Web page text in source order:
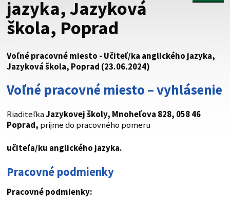
Buďte pozorní a vždy sa uistite, že zdieľate informácie iba
cez zabezpečenú webovú stránku. Zabezpečená stránka
jazyka, Jazyková
škola, Poprad
Voľné pracovné miesto - Učiteľ/ka anglického jazyka,
Jazyková škola, Poprad (23.06.2024)
Voľné pracovné miesto – vyhlásenie
RiaditeľkaJazykovej školy, Mnoheľova 828, 058 46
Poprad, prijme do pracovného pomeru
učiteľa/ku anglickéhojazyka.
Pracovné podmienky
Pracovné podmienky: